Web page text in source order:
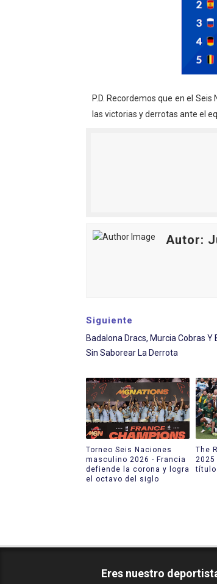
P.D. Recordemos que en el
las victorias y derrotas ante el
Autor:
Siguiente
Badalona Dracs, Murcia Cobras Y
Sin Saborear La Derrota
Torneo Seis Naciones
masculino 2026 - Francia
defiende la corona y logra
el octavo del siglo
The
título
Eres nuestro